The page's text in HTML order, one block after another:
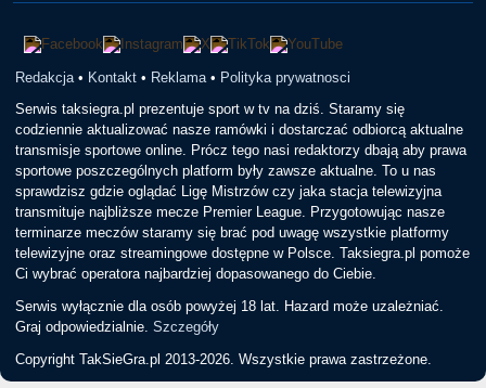
Redakcja • Kontakt • Reklama • Polityka prywatnosci
Serwis taksiegra.pl prezentuje sport w tv na dziś. Staramy się
codziennie aktualizować nasze ramówki i dostarczać odbiorcą aktualne
transmisje sportowe online. Prócz tego nasi redaktorzy dbają aby prawa
sportowe poszczególnych platform były zawsze aktualne. To u nas
sprawdzisz gdzie oglądać Ligę Mistrzów czy jaka stacja telewizyjna
transmituje najbliższe mecze Premier League. Przygotowując nasze
terminarze meczów staramy się brać pod uwagę wszystkie platformy
telewizyjne oraz streamingowe dostępne w Polsce. Taksiegra.pl pomoże
Ci wybrać operatora najbardziej dopasowanego do Ciebie.
Serwis wyłącznie dla osób powyżej 18 lat. Hazard może uzależniać.
Graj odpowiedzialnie.Szczegóły
Copyright TakSieGra.pl 2013-2026. Wszystkie prawa zastrzeżone.